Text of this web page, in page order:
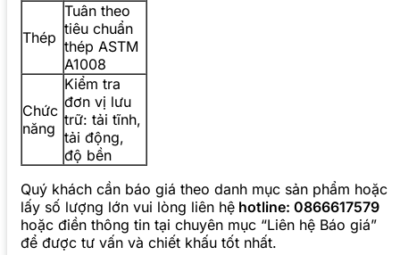
Thép
Tuân theo
tiêu chuẩn
thép ASTM
A1008
Chức
năng
Kiểm tra
đơn vị lưu
trữ: tải tĩnh,
tải động,
độ bền
Quý khách cần báo giá theo danh mục sản phẩm hoặc
lấy số lượng lớn vui lòng liên hệ hotline: 0866617579
hoặc điền thông tin tại chuyên mục “Liên hệ Báo giá”
để được tư vấn và chiết khấu tốt nhất.